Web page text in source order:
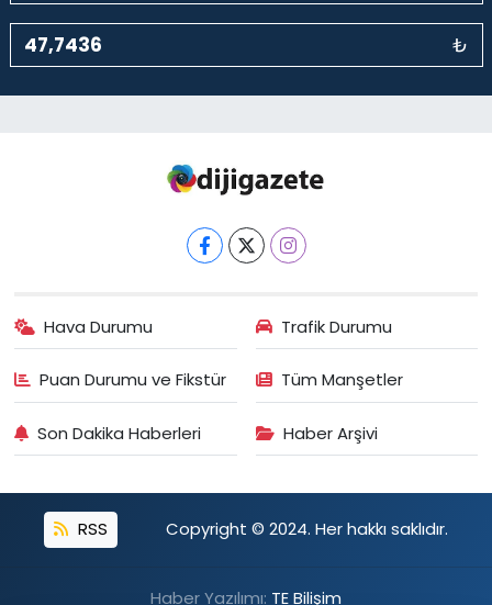
₺
Hava Durumu Trafik Durumu
Puan Durumu ve Fikstür Tüm Manşetler
Son Dakika Haberleri Haber Arşivi
RSS Copyright © 2024. Her hakkı saklıdır.
Haber Yazılımı: TE Bilişim